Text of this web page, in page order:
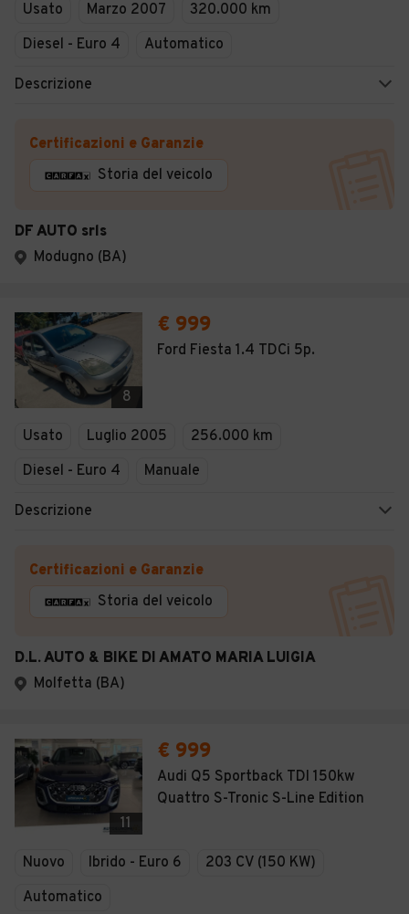
Usato Marzo 2007
320.000 km
Diesel - Euro 4
Automatico
Descrizione
Certificazioni e Garanzie
Storia del veicolo
DF AUTO srls
Modugno (BA)
8
€ 999
Ford Fiesta 1.4 TDCi 5p.
Usato Luglio 2005
256.000 km
Diesel - Euro 4
Manuale
Descrizione
Certificazioni e Garanzie
Storia del veicolo
D.L. AUTO & BIKE DI AMATO MARIA LUIGIA
Molfetta (BA)
11
€ 999
Audi Q5 Sportback TDI 150kw
Quattro S-Tronic S-Line Edition
Nuovo Ibrido - Euro 6
203 CV (150 KW)
Automatico